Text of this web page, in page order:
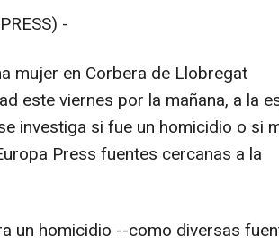
-
mujer en Corbera de Llobregat
este viernes por la mañana, a la
investiga si fue un homicidio o si
Press fuentes cercanas a la
un homicidio --como diversas